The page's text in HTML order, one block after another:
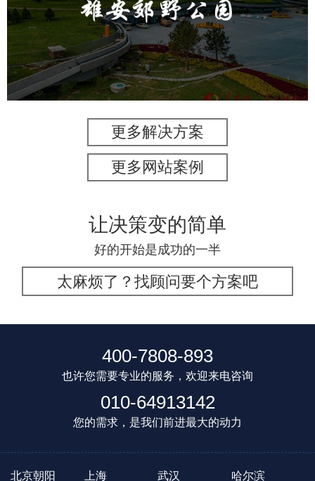
旅游休闲 公园 AI人工智能 智慧公园
智能照明系统
智能垃圾桶
更多解决方案
更多网站案例
让决策变的简单
好的开始是成功的一半
太麻烦了？找顾问要个方案吧
400-7808-893
也许您需要专业的服务，欢迎来电咨询
010-64913142
您的需求，是我们前进最大的动力
北京朝阳 上海 武汉 哈尔滨